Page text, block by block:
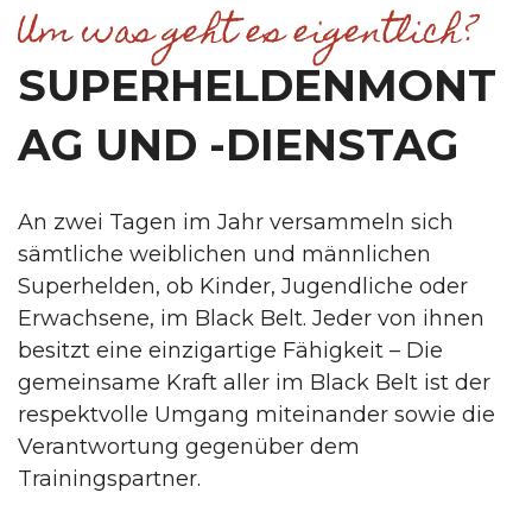
Um was geht es eigentlich?
SUPERHELDENMONT
AG UND -DIENSTAG
An zwei Tagen im Jahr versammeln sich
sämtliche weiblichen und männlichen
Superhelden, ob Kinder, Jugendliche oder
Erwachsene, im Black Belt. Jeder von ihnen
besitzt eine einzigartige Fähigkeit – Die
gemeinsame Kraft aller im Black Belt ist der
respektvolle Umgang miteinander sowie die
Verantwortung gegenüber dem
Trainingspartner.